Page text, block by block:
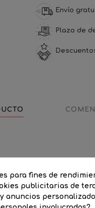
Envío
Plazo de
180
para fines de
publicitarias de
anuncios